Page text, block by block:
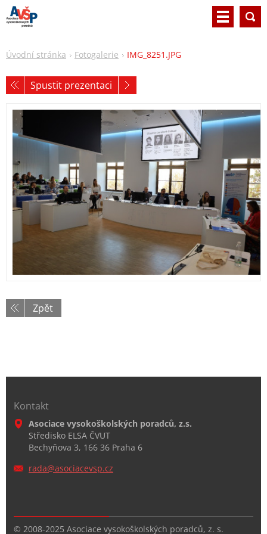
Úvodní stránka Fotogalerie IMG_8251.JPG
Spustit prezentaci
Zpět
Kontakt
Asociace vysokoškolských poradců, z.s.
Středisko ELSA ČVUT
Bechyňova 3, 166 36 Praha 6
rada@asociacevsp.cz
© 2008-2025 Asociace vysokoškolských poradců, z. s.